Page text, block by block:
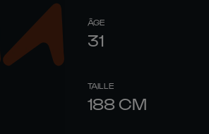
ÂGE
31
TAILLE
188 CM